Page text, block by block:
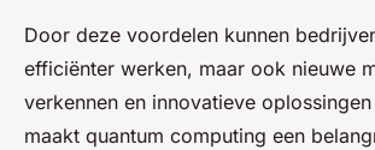
Door deze voordelen kunnen
efficiënter werken, maar ook nieuwe
verkennen en innovatieve
maakt quantum computing een